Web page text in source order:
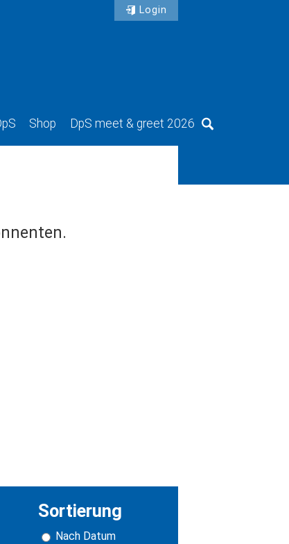
Login
Shop DpS meet & greet 2026 Suche
Sortierung
Nach Datum